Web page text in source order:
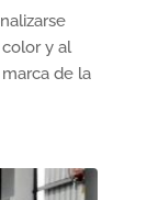
y al
de la